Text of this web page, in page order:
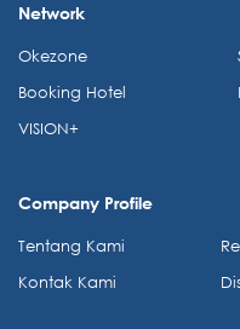
Network
Okezone
Booking Hotel
VISION+
Company Profile
Tentang Kami
Kontak Kami